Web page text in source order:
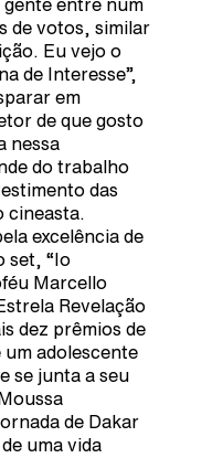
gente entre num
de votos, similar
Eu vejo o
de Interesse”,
em
de que gosto
nessa
do trabalho
das
cineasta.
excelência de
set, “Io
Marcello
Revelação
dez prêmios de
adolescente
se junta a seu
de Dakar
uma vida